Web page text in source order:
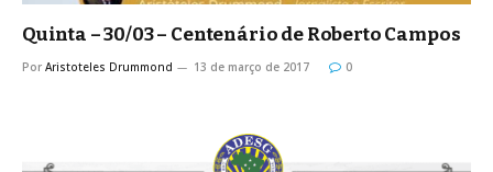
Quinta – 30/03 – Centenário de Roberto Campos
Por Aristoteles Drummond 13 de março de 2017 0